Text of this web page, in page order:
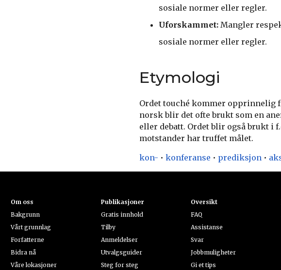
sosiale normer eller regler.
Uforskammet: Mangler
sosiale normer eller regler.
Etymologi
Ordet touché kommer opprinnelig
norsk blir det ofte brukt som en
eller debatt. Ordet blir også brukt i
motstander har truffet målet.
kon- • konferanse • prediksjon •
Om oss
Bakgrunn
Vårt grunnlag
Forfatterne
Bidra nå
Våre lokasjoner
Publikasjoner
Gratis innhold
Tilby
Anmeldelser
Utvalgsguider
Steg for steg
Oversikt
FAQ
Assistanse
Svar
Jobbmuligheter
Gi et tips